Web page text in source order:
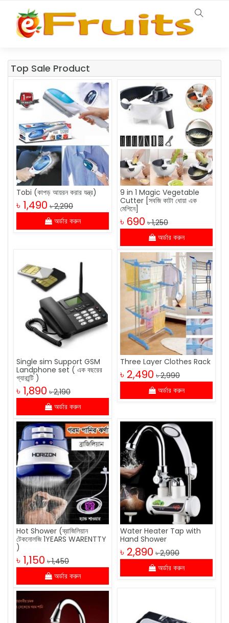
Top Sale Product
Tobi (কাপড় আয়রন করার যন্ত্র)
৳ 1,490 ৳ 2,290
অর্ডার করুন
9 in 1 Magic Vegetable
Cutter [সবজি কাটা ধোয়া এক
মেশিনে]
৳ 690 ৳ 1,250
অর্ডার করুন
Single sim Support GSM
Landphone set ( এক বছরের
গ্যারান্টি )
৳ 1,890 ৳ 2,190
অর্ডার করুন
Three Layer Clothes Rack
৳ 2,490 ৳ 2,990
অর্ডার করুন
Hot Shower (ব্রাজিলিয়ান
টেকনোলজি 1YEARS WARENTTY
)
৳ 1,150 ৳ 1,450
অর্ডার করুন
Water Heater Tap with
Hand Shower
৳ 2,890 ৳ 2,990
অর্ডার করুন